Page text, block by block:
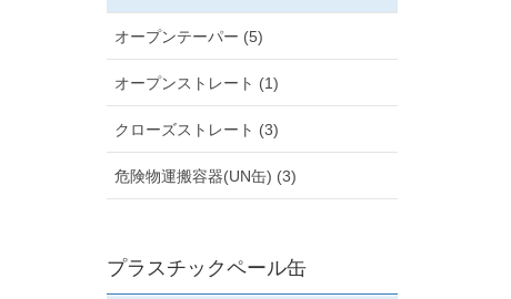
オープンテーパー (5)
オープンストレート (1)
クローズストレート (3)
危険物運搬容器(UN缶) (3)
プラスチックペール缶